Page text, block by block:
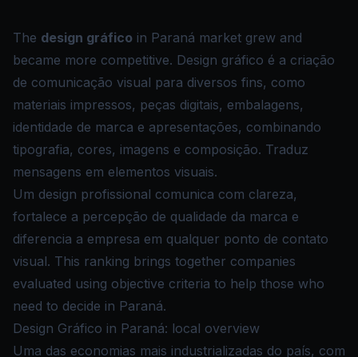
The design gráfico in Paraná market grew and
became more competitive. Design gráfico é a criação
de comunicação visual para diversos fins, como
materiais impressos, peças digitais, embalagens,
identidade de marca e apresentações, combinando
tipografia, cores, imagens e composição. Traduz
mensagens em elementos visuais.
Um design profissional comunica com clareza,
fortalece a percepção de qualidade da marca e
diferencia a empresa em qualquer ponto de contato
visual. This ranking brings together companies
evaluated using objective criteria to help those who
need to decide in Paraná.
Design Gráfico in Paraná: local overview
Uma das economias mais industrializadas do país, com